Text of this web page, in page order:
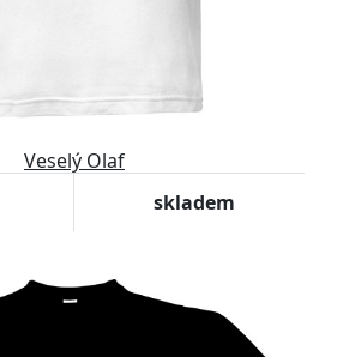
Veselý Olaf
skladem